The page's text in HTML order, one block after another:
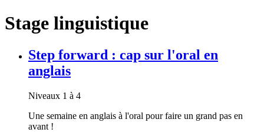
Stage linguistique
Step forward : cap sur l'oral en
anglais
Niveaux 1 à 4
Une semaine en anglais à l'oral pour faire un grand pas en
avant !